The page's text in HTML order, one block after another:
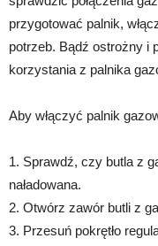
przygotować palnik,
potrzeb. Bądź ostrożny i
korzystania z palnika
Aby włączyć palnik
1. Sprawdź, czy butla z
naładowana.
2. Otwórz zawór butli z
3. Przesuń pokrętło